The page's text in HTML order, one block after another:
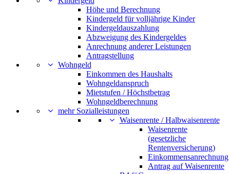
Höhe und Berechnung
Kindergeld für volljährige Kinder
Kindergeldauszahlung
Abzweigung des Kindergeldes
Anrechnung anderer Leistungen
Antragstellung
Wohngeld
Einkommen des Haushalts
Wohngeldanspruch
Mietstufen / Höchstbetrag
Wohngeldberechnung
mehr Sozialleistungen
Waisenrente / Halbwaisenrente
Waisenrente
(gesetzliche
Rentenversicherung)
Einkommensanrechnung
Antrag auf Waisenrente